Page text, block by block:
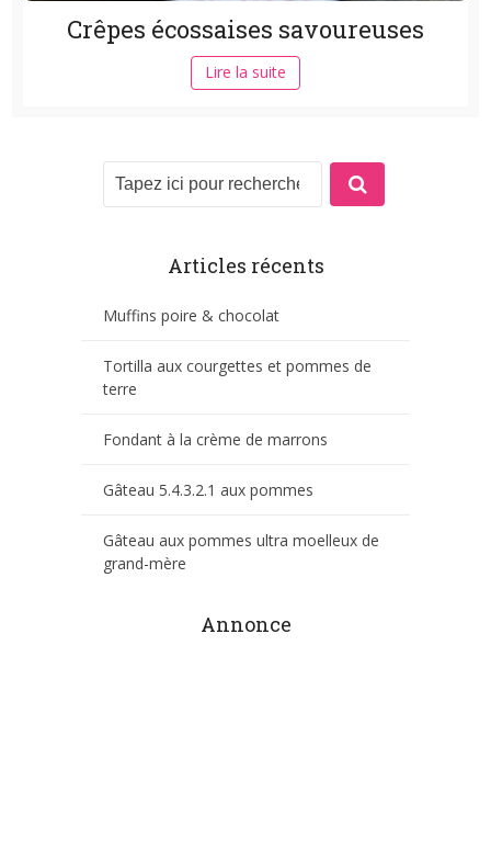
Crêpes écossaises savoureuses
Lire la suite
Articles récents
Muffins poire & chocolat
Tortilla aux courgettes et pommes de
terre
Fondant à la crème de marrons
Gâteau 5.4.3.2.1 aux pommes
Gâteau aux pommes ultra moelleux de
grand-mère
Annonce